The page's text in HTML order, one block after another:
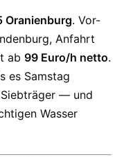
Oranienburg. Vor-
Anfahrt
ab 99 Euro/h netto.
es Samstag
— und
Wasser